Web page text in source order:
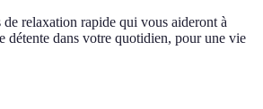
relaxation rapide qui vous aideront à
détente dans votre quotidien, pour une vie